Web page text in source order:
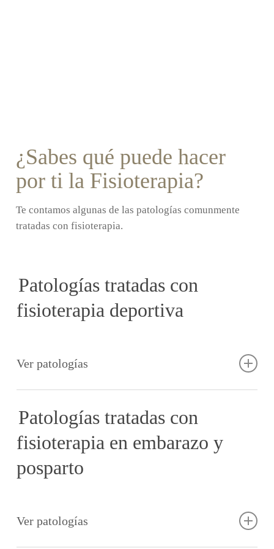
¿Sabes qué puede hacer
por ti la Fisioterapia?
Te contamos algunas de las patologías comunmente
tratadas con fisioterapia.
Patologías tratadas con
fisioterapia deportiva
Ver patologías
· Rotura fibrilar
· Tendinitis rotuliana
· Pubalgia
· Sobrecargas musculares
Patologías tratadas con
fisioterapia en embarazo y
posparto
Ver patologías